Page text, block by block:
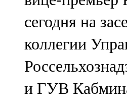
Сарман
107,8 FM
Теләче
106,1 FM
Түбән Кама
сегодня на
коллегии
и ГУВ